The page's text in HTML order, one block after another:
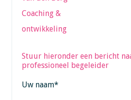
Coaching &
ontwikkeling
Stuur hieronder een bericht
professioneel begeleider
Uw naam*